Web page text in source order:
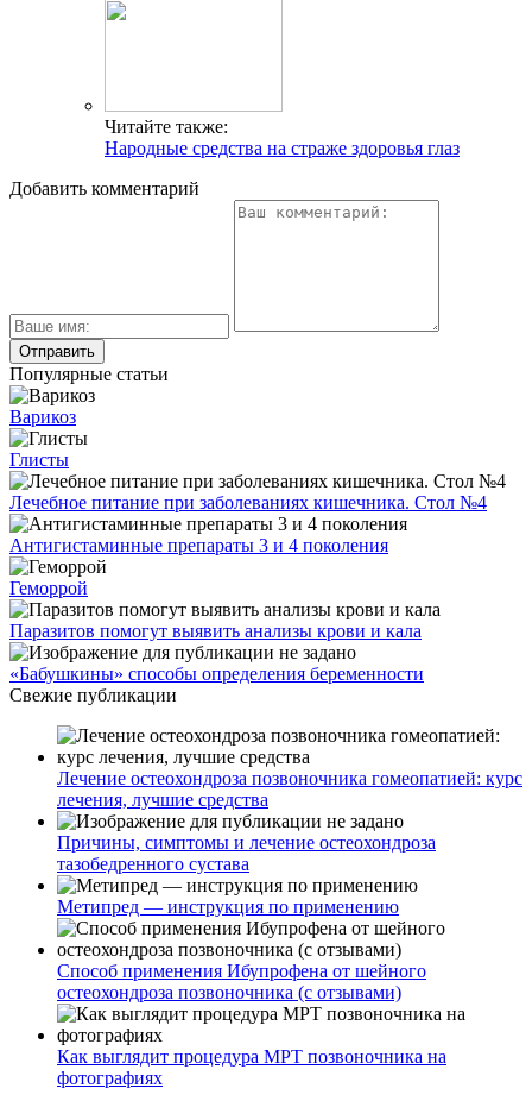
Читайте также:
Народные средства на страже здоровья глаз
Добавить комментарий
Популярные статьи
Варикоз
Глисты
Лечебное питание при заболеваниях кишечника. Стол №4
Антигистаминные препараты 3 и 4 поколения
Геморрой
Паразитов помогут выявить анализы крови и кала
«Бабушкины» способы определения беременности
Свежие публикации
Лечение остеохондроза позвоночника гомеопатией: курс
лечения, лучшие средства
Причины, симптомы и лечение остеохондроза
тазобедренного сустава
Метипред — инструкция по применению
Способ применения Ибупрофена от шейного
остеохондроза позвоночника (с отзывами)
Как выглядит процедура МРТ позвоночника на
фотографиях